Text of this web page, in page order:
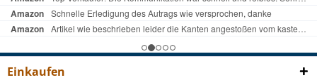
Einkaufen